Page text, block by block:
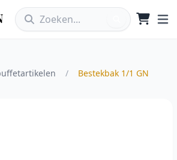
/ Bestekbak 1/1 GN